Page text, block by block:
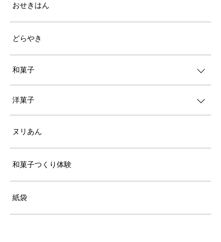
おせきはん
どらやき
和菓子
洋菓子
ヌリあん
和菓子つくり体験
紙袋